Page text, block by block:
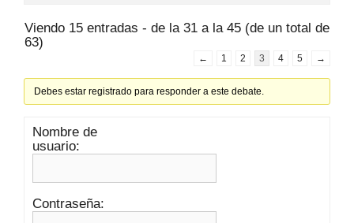
Viendo 15 entradas - de la 31 a la 45 (de un total de
63)
← 1 2 3 4 5 →
Debes estar registrado para responder a este debate.
Nombre de
usuario:
Contraseña: